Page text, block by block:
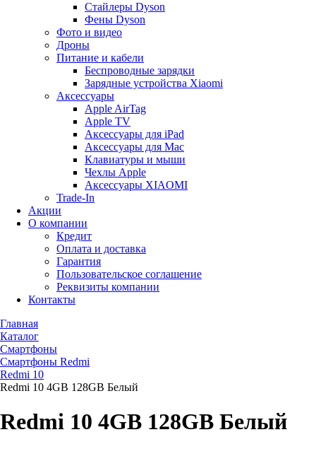
Стайлеры Dyson
Фены Dyson
Фото и видео
Дроны
Питание и кабели
Беспроводные зарядки
Зарядные устройства Xiaomi
Аксессуары
Apple AirTag
Apple TV
Аксессуары для iPad
Аксессуары для Mac
Клавиатуры и мыши
Чехлы Apple
Аксессуары XIAOMI
Trade-In
Акции
О компании
Кредит
Оплата и доставка
Гарантия
Пользовательское соглашение
Реквизиты компании
Контакты
Главная
Каталог
Смартфоны
Смартфоны Redmi
Redmi 10
Redmi 10 4GB 128GB Белый
Redmi 10 4GB 128GB Белый